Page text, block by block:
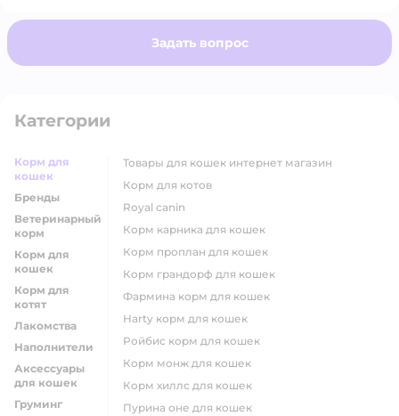
Задать вопрос
Категории
Корм для
кошек
Бренды
Ветеринарный
корм
Корм для
кошек
Корм для
котят
Лакомства
Наполнители
Аксессуары
для кошек
Груминг
товары для кошек интернет магазин
корм для котов
royal canin
корм карника для кошек
корм проплан для кошек
корм грандорф для кошек
фармина корм для кошек
harty корм для кошек
ройбис корм для кошек
корм монж для кошек
корм хиллс для кошек
пурина оне для кошек